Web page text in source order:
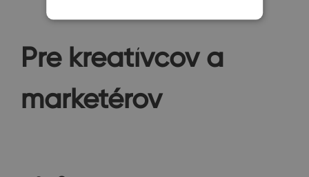
Pre kreatívcov a
marketérov